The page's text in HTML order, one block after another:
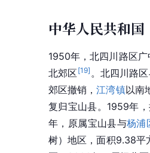
中华人民共和国
1950年，北四川路区
北郊区 [19] 。北四川路
郊区撤销，江湾镇以南
复归宝山县。1959年
年，原属宝山县与杨浦
树）地区，面积9.38平